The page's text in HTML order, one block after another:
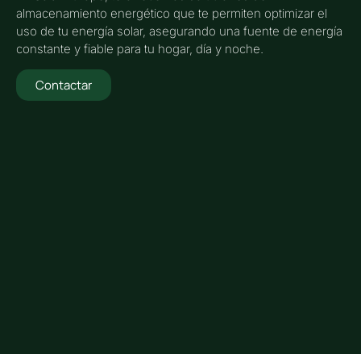
almacenamiento energético que te permiten optimizar el
uso de tu energía solar, asegurando una fuente de energía
constante y fiable para tu hogar, día y noche.
Contactar